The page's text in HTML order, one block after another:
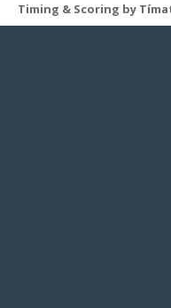
Timing & Scoring by